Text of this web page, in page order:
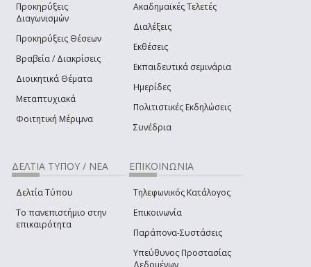
Προκηρύξεις
Διαγωνισμών
Προκηρύξεις Θέσεων
Βραβεία / Διακρίσεις
Διοικητικά Θέματα
Μεταπτυχιακά
Φοιτητική Μέριμνα
Ακαδημαϊκές Τελετές
Διαλέξεις
Εκθέσεις
Εκπαιδευτικά σεμινάρια
Ημερίδες
Πολιτιστικές Εκδηλώσεις
Συνέδρια
ΔΕΛΤΙΑ ΤΥΠΟΥ / ΝΕΑ
Δελτία Τύπου
Το πανεπιστήμιο στην
επικαιρότητα
ΕΠΙΚΟΙΝΩΝΙΑ
Τηλεφωνικός Κατάλογος
Επικοινωνία
Παράπονα-Συστάσεις
Υπεύθυνος Προστασίας